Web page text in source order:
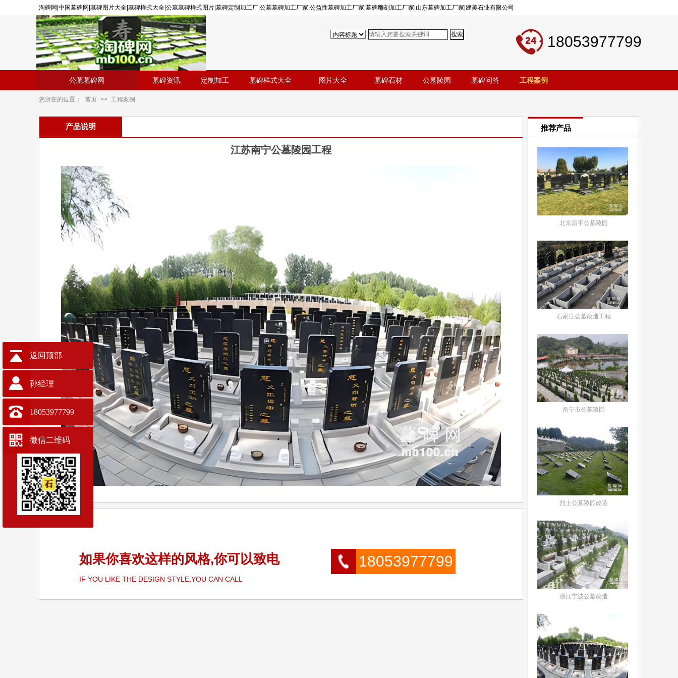
淘碑网|中国墓碑网|墓碑图片大全|墓碑样式大全|公墓墓碑样式图片|墓碑定制加工厂|公墓墓碑加工厂家|公益性墓碑加工厂家|墓碑雕刻加工厂家|山东墓碑加工厂家|建美石业有限公司
18053977799
公墓墓碑网 墓碑资讯 定制加工 墓碑样式大全 图片大全 墓碑石材 公墓陵园 墓碑问答 工程案例
您所在的位置： 首页 >> 工程案例
产品说明
江苏南宁公墓陵园工程
如果你喜欢这样的风格,你可以致电
IF YOU LIKE THE DESIGN STYLE,YOU CAN CALL
18053977799
推荐产品
北京昌平公墓陵园
石家庄公墓改造工程
南宁市公墓陵园
烈士公墓陵园改造
浙江宁波公墓改造
返回顶部
孙经理
18053977799
微信二维码